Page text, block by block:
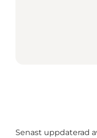
Senast uppdaterad